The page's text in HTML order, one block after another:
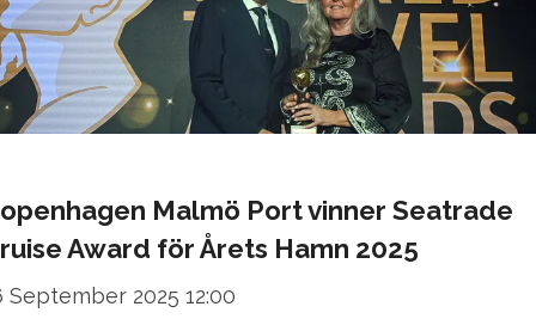
Malmö Port vinner Seatrade
Award för Årets Hamn 2025
September 2025 12:00